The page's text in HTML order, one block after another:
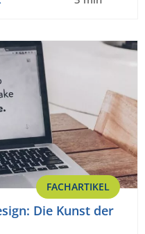
FACHARTIKEL
Die Kunst der